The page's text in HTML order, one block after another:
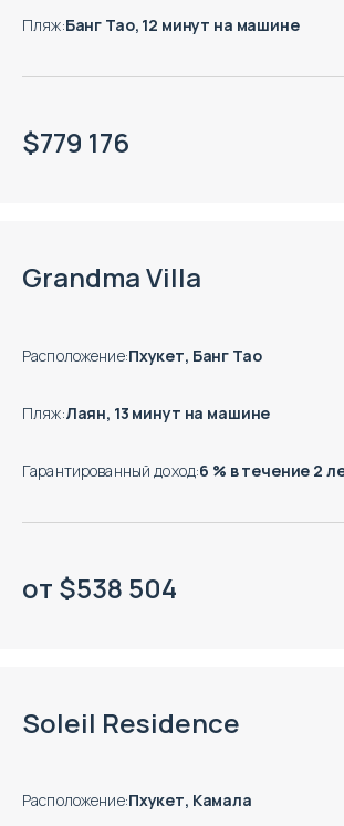
Пляж:Банг Тао, 12 минут на машине
$779 176
Grandma Villa
Расположение:Пхукет, Банг Тао
Пляж:Лаян, 13 минут на машине
Гарантированный доход:6 % в течение 2
от $538 504
Soleil Residence
Расположение:Пхукет, Камала